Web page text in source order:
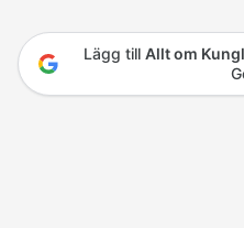
Lägg till Allt om